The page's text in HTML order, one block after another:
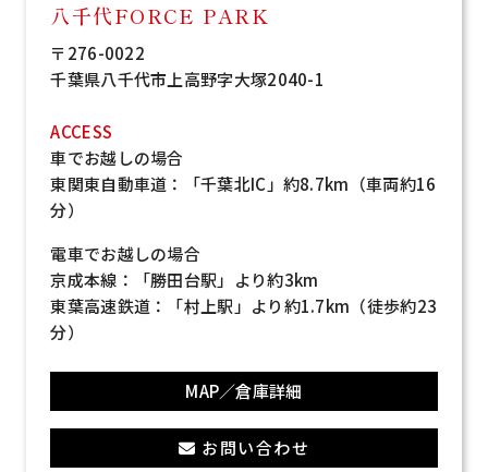
八千代FORCE PARK
〒276-0022
千葉県八千代市上高野字大塚2040-1
ACCESS
車でお越しの場合
東関東自動車道：「千葉北IC」約8.7km（車両約16
分）
電車でお越しの場合
京成本線：「勝田台駅」より約3km
東葉高速鉄道：「村上駅」より約1.7km（徒歩約23
分）
MAP／倉庫詳細
お問い合わせ